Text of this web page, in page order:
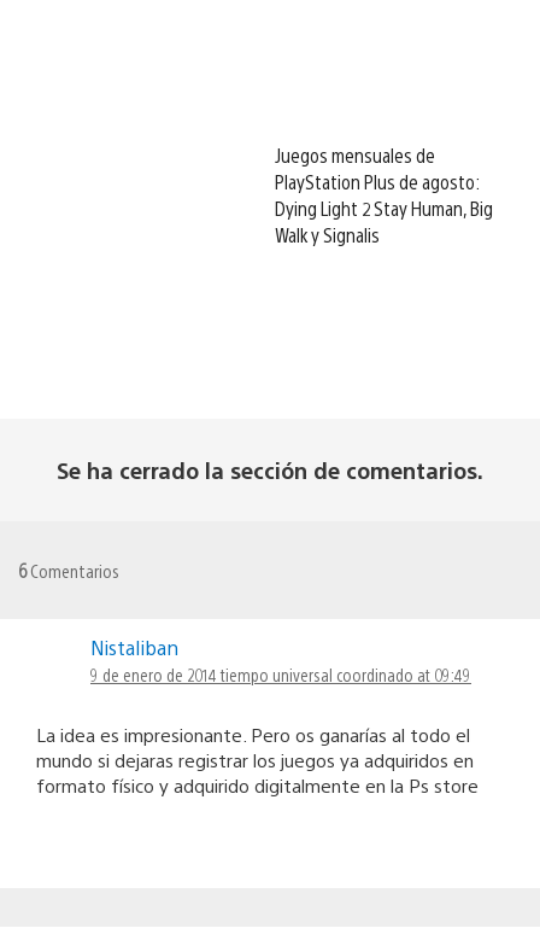
Juegos mensuales de
PlayStation Plus de agosto:
Dying Light 2 Stay Human, Big
Walk y Signalis
Se ha cerrado la sección de comentarios.
6Comentarios
Nistaliban
9 de enero de 2014 tiempo universal coordinado at 09:49
La idea es impresionante. Pero os ganarías al todo el
mundo si dejaras registrar los juegos ya adquiridos en
formato físico y adquirido digitalmente en la Ps store